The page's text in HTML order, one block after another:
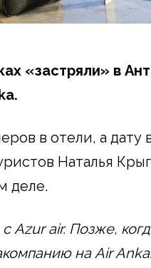
«застряли» в
в отели, а дату
Наталья
деле.
Azur air. Позже,
на Air